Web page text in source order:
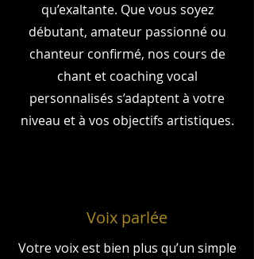
qu’exaltante. Que vous soyez
débutant, amateur passionné ou
chanteur confirmé, nos cours de
chant et coaching vocal
personnalisés s’adaptent à votre
niveau et à vos objectifs artistiques.
Voix parlée
Votre voix est bien plus qu’un simple